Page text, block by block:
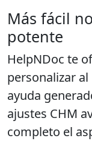
Más fácil
potente
HelpNDoc te
personalizar
ayuda
ajustes CHM
completo el